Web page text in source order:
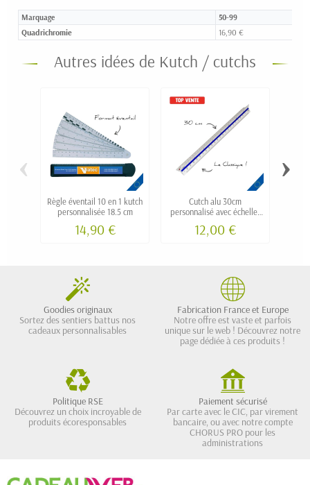
Marquage 50-99
Quadrichromie 16,90 €
Autres idées de Kutch / cutchs
Règle éventail 10 en 1 kutch
personnalisée 18.5 cm
14,90 €
Cutch alu 30cm
personnalisé avec échelles
géomètre, BTP...) "ALU30"
12,00 €
‹ ›
Goodies originaux
Sortez des sentiers battus nos
cadeaux personnalisables
Fabrication France et Europe
Notre offre est vaste et parfois
unique sur le web ! Découvrez notre
page dédiée à ces produits !
Politique RSE
Découvrez un choix incroyable de
produits écoresponsables
Paiement sécurisé
Par carte avec le CIC, par virement
bancaire, ou avec notre compte
CHORUS PRO pour les
administrations